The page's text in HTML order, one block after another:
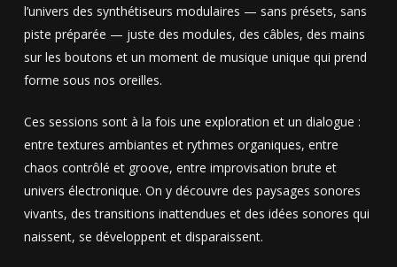
l’univers des synthétiseurs modulaires — sans présets, sans
piste préparée — juste des modules, des câbles, des mains
sur les boutons et un moment de musique unique qui prend
forme sous nos oreilles.
Ces sessions sont à la fois une exploration et un dialogue :
entre textures ambiantes et rythmes organiques, entre
chaos contrôlé et groove, entre improvisation brute et
univers électronique. On y découvre des paysages sonores
vivants, des transitions inattendues et des idées sonores qui
naissent, se développent et disparaissent.